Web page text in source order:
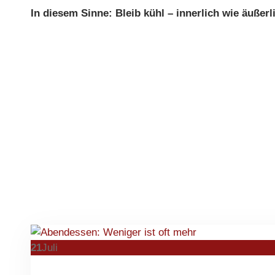
In diesem Sinne: Bleib kühl – innerlich wie
21Juli